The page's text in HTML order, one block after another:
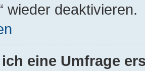
wieder deaktivieren.
eine Umfrage